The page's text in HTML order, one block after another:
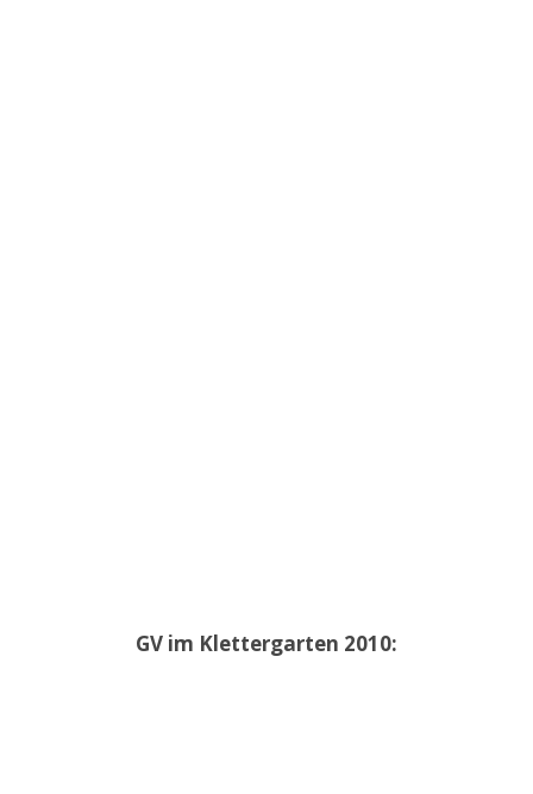
GV im Klettergarten 2010: